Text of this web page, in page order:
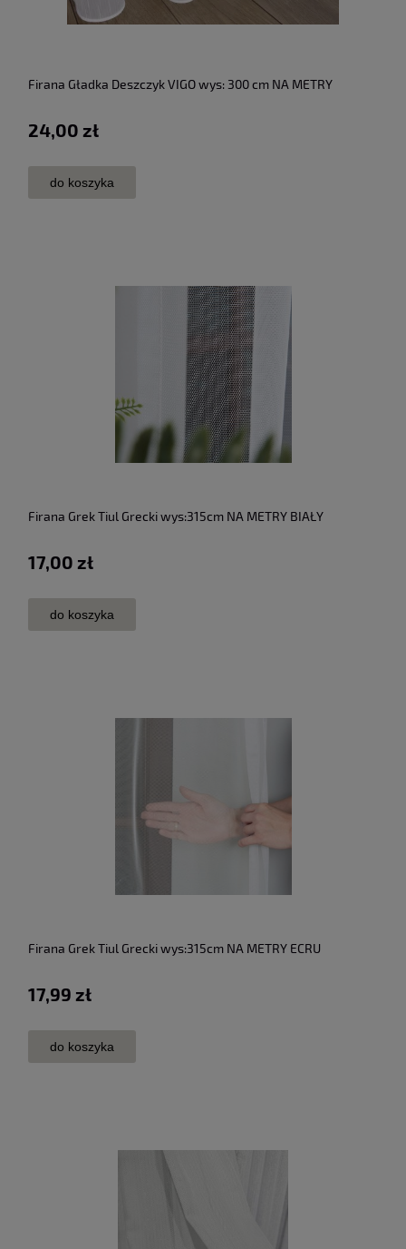
Firana Gładka Deszczyk VIGO wys: 300 cm NA METRY
24,00 zł
do koszyka
Firana Grek Tiul Grecki wys:315cm NA METRY BIAŁY
17,00 zł
do koszyka
Firana Grek Tiul Grecki wys:315cm NA METRY ECRU
17,99 zł
do koszyka